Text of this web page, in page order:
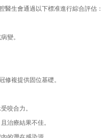
生會通過以下標准進行綜合評估：
變。
複提供固位基礎。
咬合力。
治療結果不佳。